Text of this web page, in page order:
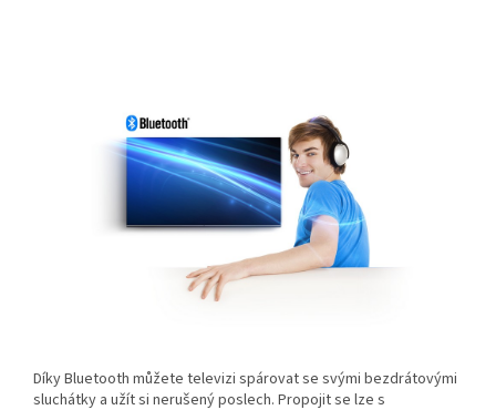
Díky Bluetooth můžete televizi spárovat se svými bezdrátovými
sluchátky a užít si nerušený poslech. Propojit se lze s